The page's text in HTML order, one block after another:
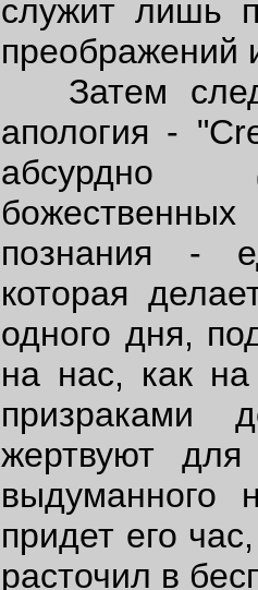
служит лишь
преображений
Затем
апология -
абсурдно
познания -
которая
одного дня,
на нас, как
призраками
жертвуют для
выдуманного
придет его
расточил в